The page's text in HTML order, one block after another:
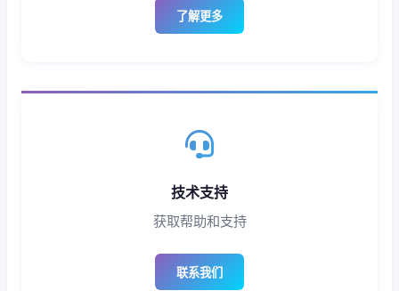
了解更多
技术支持
获取帮助和支持
联系我们